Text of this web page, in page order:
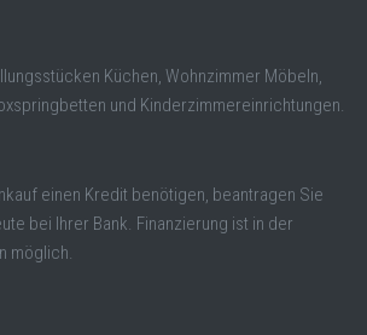
Küchen, Wohnzimmer Möbeln,
und Kinderzimmereinrichtungen.
einen Kredit benötigen, beantragen Sie
bei Ihrer Bank. Finanzierung ist in der
möglich.